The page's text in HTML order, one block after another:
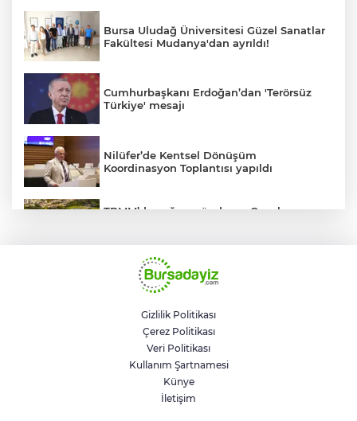
Bursa Uludağ Üniversitesi Güzel Sanatlar
Fakültesi Mudanya'dan ayrıldı!
Cumhurbaşkanı Erdoğan’dan 'Terörsüz
Türkiye' mesajı
Nilüfer’de Kentsel Dönüşüm
Koordinasyon Toplantısı yapıldı
TBMM’de yoğun gündem... Çocuk
BUSKİ'den su tarifeleri açıklaması... Aylık
güncelleme yeni zam uygulaması değil
Geleceğin milli kaykaycıları
Osmangazi’de yarışıyor
Gizlilik Politikası
Çerez Politikası
Veri Politikası
Kullanım Şartnamesi
Künye
İletişim